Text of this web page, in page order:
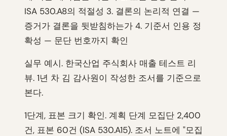
ISA 530.A8의 적절성 3. 결론의 논리적 연결 —
증거가 결론을 뒷받침하는가 4. 기준서 인용 정
확성 — 문단 번호까지 확인
실무 예시. 한국산업 주식회사 매출 테스트 리
뷰. 1년 차 김 감사원이 작성한 조서를 기준으로
본다.
1단계, 표본 크기 확인. 계획 단계 모집단 2,400
건, 표본 60건 (ISA 530.A15). 조서 노트에 "모집